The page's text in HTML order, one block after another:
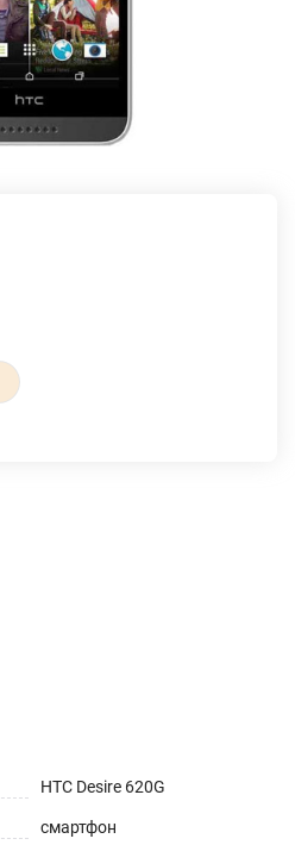
HTC Desire 620G
смартфон